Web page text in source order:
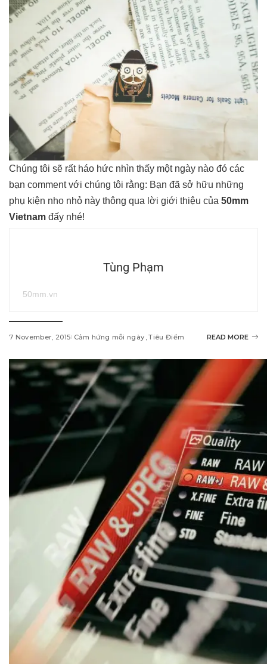
Chúng tôi sẽ rất háo hức nhìn thấy một ngày nào đó các
bạn comment với chúng tôi rằng: Bạn đã sở hữu những
phụ kiện nho nhỏ này thông qua lời giới thiệu của 50mm
Vietnam đấy nhé!
Tùng Phạm
50mm.vn
7 November, 2015 Cảm hứng mỗi ngày Tiêu Điểm READ MORE